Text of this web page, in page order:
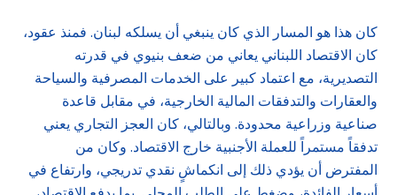
كان هذا هو المسار الذي كان ينبغي أن يسلكه لبنان. فمنذ عقود،
كان الاقتصاد اللبناني يعاني من ضعف بنيوي في قدرته
التصديرية، مع اعتماد كبير على الخدمات المصرفية والسياحة
والعقارات والتدفقات المالية الخارجية، في مقابل قاعدة
صناعية وزراعية محدودة. وبالتالي، كان العجز التجاري يعني
تدفقاً مستمراً للعملة الأجنبية خارج الاقتصاد. وكان من
المفترض أن يؤدي ذلك إلى انكماشٍ نقدي تدريجي، وارتفاع في